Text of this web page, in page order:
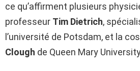
ce qu’affirment plusieurs
professeur Tim Dietrich,
l’université de Potsdam, et la
Clough de Queen Mary